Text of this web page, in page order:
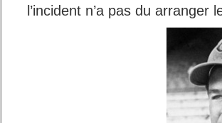
l’incident n’a pas du arranger